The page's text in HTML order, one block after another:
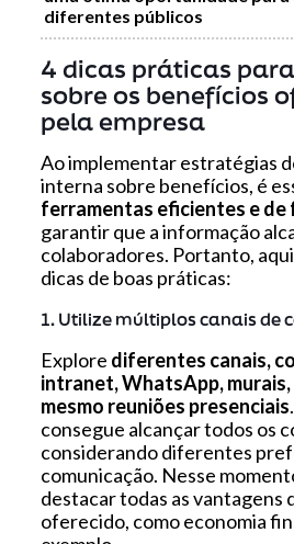
diferentes públicos
4 dicas práticas
sobre os benefícios
pela empresa
Ao implementar estratégias
interna sobre benefícios, é
ferramentas eficientes e de
garantir que a informação
colaboradores. Portanto,
dicas de boas práticas:
1. Utilize múltiplos canais de
Explore diferentes canais,
intranet, WhatsApp,
mesmo reuniões presenciais
consegue alcançar todos os
considerando diferentes
comunicação. Nesse
destacar todas as vantagens
oferecido, como economia